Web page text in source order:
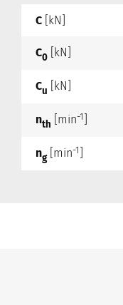
C [kN]
C0 [kN]
Cu [kN]
nth [min-1
ng[min-1